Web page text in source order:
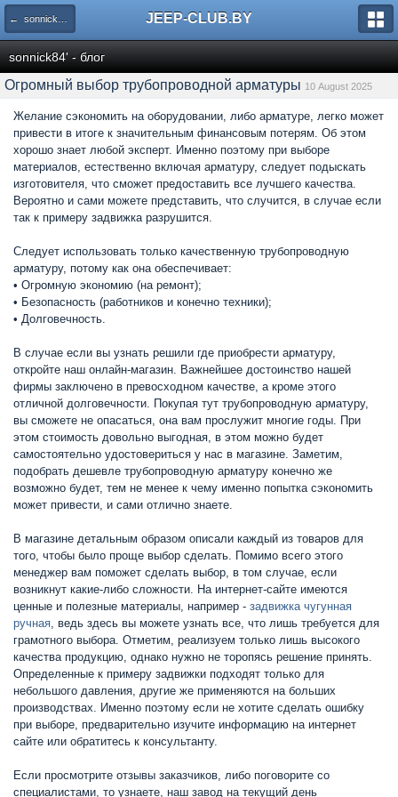
← sonnick84' - блог JEEP-CLUB.BY
sonnick84' - блог
Огромный выбор трубопроводной арматуры 10 August 2025
Желание сэкономить на оборудовании, либо арматуре, легко может
привести в итоге к значительным финансовым потерям. Об этом
хорошо знает любой эксперт. Именно поэтому при выборе
материалов, естественно включая арматуру, следует подыскать
изготовителя, что сможет предоставить все лучшего качества.
Вероятно и сами можете представить, что случится, в случае если
так к примеру задвижка разрушится.
Следует использовать только качественную трубопроводную
арматуру, потому как она обеспечивает:
• Огромную экономию (на ремонт);
• Безопасность (работников и конечно техники);
• Долговечность.
В случае если вы узнать решили где приобрести арматуру,
откройте наш онлайн-магазин. Важнейшее достоинство нашей
фирмы заключено в превосходном качестве, а кроме этого
отличной долговечности. Покупая тут трубопроводную арматуру,
вы сможете не опасаться, она вам прослужит многие годы. При
этом стоимость довольно выгодная, в этом можно будет
самостоятельно удостовериться у нас в магазине. Заметим,
подобрать дешевле трубопроводную арматуру конечно же
возможно будет, тем не менее к чему именно попытка сэкономить
может привести, и сами отлично знаете.
В магазине детальным образом описали каждый из товаров для
того, чтобы было проще выбор сделать. Помимо всего этого
менеджер вам поможет сделать выбор, в том случае, если
возникнут какие-либо сложности. На интернет-сайте имеются
ценные и полезные материалы, например - задвижка чугунная
ручная, ведь здесь вы можете узнать все, что лишь требуется для
грамотного выбора. Отметим, реализуем только лишь высокого
качества продукцию, однако нужно не торопясь решение принять.
Определенные к примеру задвижки подходят только для
небольшого давления, другие же применяются на больших
производствах. Именно поэтому если не хотите сделать ошибку
при выборе, предварительно изучите информацию на интернет
сайте или обратитесь к консультанту.
Если просмотрите отзывы заказчиков, либо поговорите со
специалистами, то узнаете, наш завод на текущий день